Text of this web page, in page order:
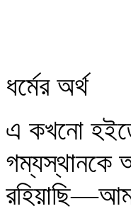
ধর্মের অর্থ
এ কখনো
গম্যস্থানকে